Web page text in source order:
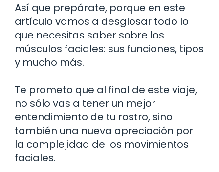
Así que prepárate, porque en este
artículo vamos a desglosar todo lo
que necesitas saber sobre los
músculos faciales: sus funciones, tipos
y mucho más.
Te prometo que al final de este viaje,
no sólo vas a tener un mejor
entendimiento de tu rostro, sino
también una nueva apreciación por
la complejidad de los movimientos
faciales.